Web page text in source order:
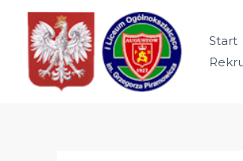
Przejdź
treści
Start